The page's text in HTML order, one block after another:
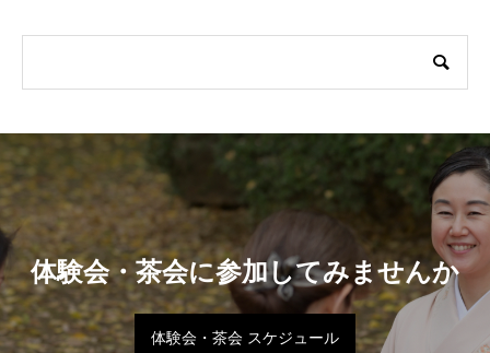
体験会・茶会に参加してみませんか
体験会・茶会 スケジュール